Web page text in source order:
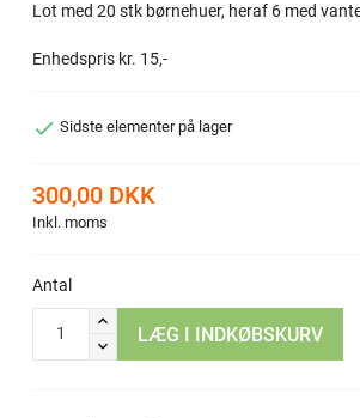
Lot med 20 stk børnehuer, heraf 6 med
Enhedspris kr. 15,-
 Sidste elementer på lager
300,00 DKK
Inkl. moms
Antal
LÆG I INDKØBSKURV